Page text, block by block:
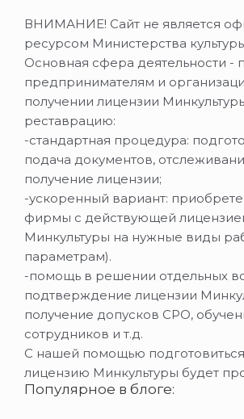
ВНИМАНИЕ! Сайт не является
ресурсом Министерства
Основная сфера деятельности -
предпринимателям и
получении лицензии
реставрацию:
-стандартная процедура:
подача документов,
получение лицензии;
-ускоренный вариант:
фирмы с действующей
Минкультуры на нужные виды
параметрам).
-помощь в решении отдельных
подтверждение лицензии
получение допусков СРО,
сотрудников и т.д.
С нашей помощью подготовиться
лицензию Минкультуры будет
Популярное в блоге: